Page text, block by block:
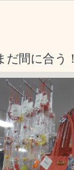
間に合う！